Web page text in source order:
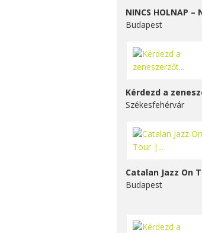
Budapest
Székesfehérvár
Budapest